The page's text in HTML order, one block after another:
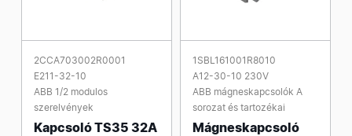
2CCA703002R0001
E211-32-10
ABB 1/2 modulos
szerelvények
Kapcsoló TS35 32A
1SBL161001R8010
A12-30-10 230V
ABB mágneskapcsolók A
sorozat és tartozékai
Mágneskapcsoló